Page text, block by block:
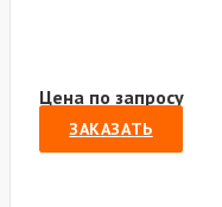
Цена по запросу
ЗАКАЗАТЬ